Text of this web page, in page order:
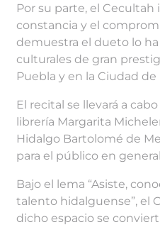
Por su parte, el Cecultah
constancia y el
demuestra el dueto lo
culturales de gran
Puebla y en la Ciudad de
El recital se llevará a
librería Margarita
Hidalgo Bartolomé de
para el público en
Bajo el lema “Asiste,
talento hidalguense”, el
dicho espacio se